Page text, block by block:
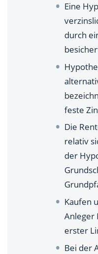
Für wen eignen
Wie und wo kann
Worauf sollte ich
Ähnliche
Eine
durch
feste
Die
relativ
der
Kaufen
Anleger
erster
Bei der